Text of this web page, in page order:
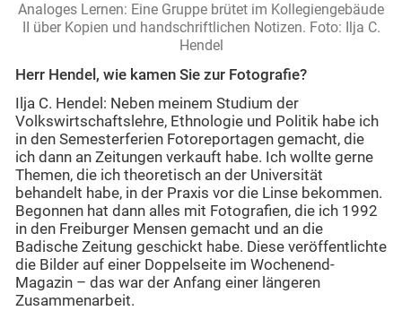
Analoges Lernen: Eine Gruppe brütet im Kollegiengebäude
II über Kopien und handschriftlichen Notizen. Foto: Ilja C.
Hendel
Herr Hendel, wie kamen Sie zur Fotografie?
Ilja C. Hendel: Neben meinem Studium der
Volkswirtschaftslehre, Ethnologie und Politik habe ich
in den Semesterferien Fotoreportagen gemacht, die
ich dann an Zeitungen verkauft habe. Ich wollte gerne
Themen, die ich theoretisch an der Universität
behandelt habe, in der Praxis vor die Linse bekommen.
Begonnen hat dann alles mit Fotografien, die ich 1992
in den Freiburger Mensen gemacht und an die
Badische Zeitung geschickt habe. Diese veröffentlichte
die Bilder auf einer Doppelseite im Wochenend-
Magazin – das war der Anfang einer längeren
Zusammenarbeit.